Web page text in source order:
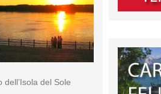
dell’Isola del Sole